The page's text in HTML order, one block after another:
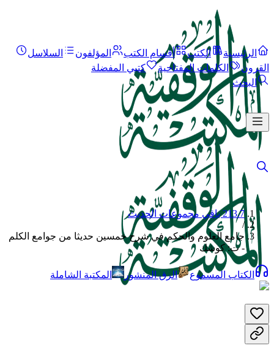
الرئيسية الكتب أقسام الكتب المؤلفون
السلاسل
القرون
الكلمات المفتاحية
كتبي المفضلة
البحث
213.7 باقي مجموعات الحديث
/
جامع العلوم والحكم في شرح خمسين حديثا من جوامع الكلم
- ت: كوشك
الكتاب المسموع الرق المنشور المكتبة الشاملة